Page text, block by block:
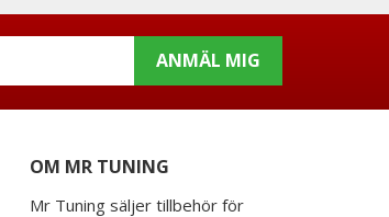
ANMÄL MIG
OM MR TUNING
Mr Tuning säljer tillbehör för